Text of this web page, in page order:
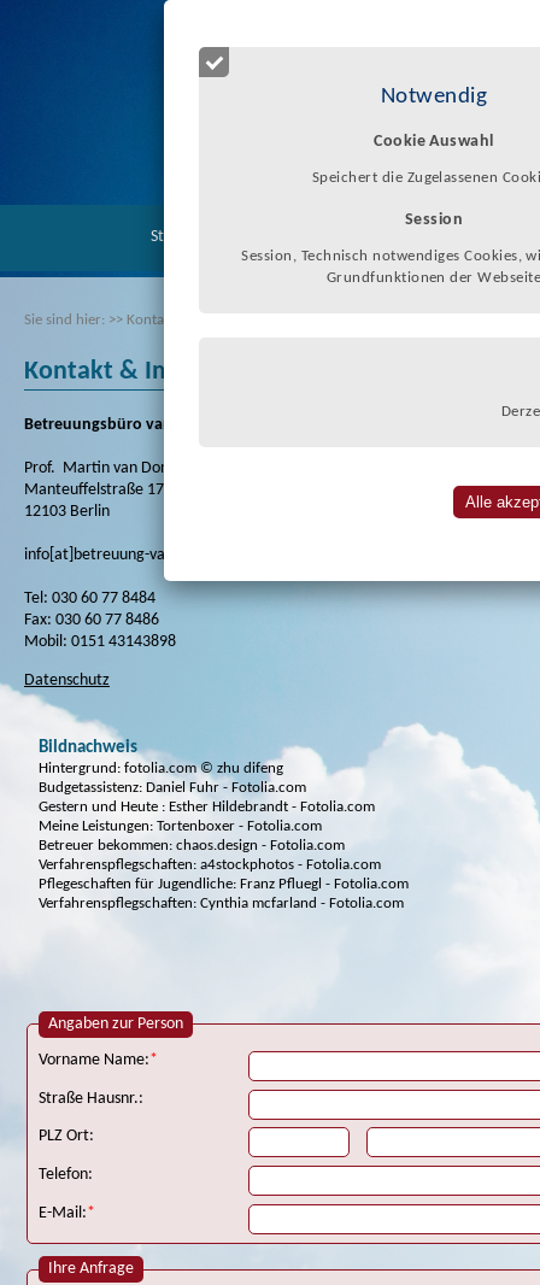
Notwendig
Cookie Auswahl
Speichert die Zugelassenen
Session
Session, Technisch notwendiges Cookies,
Grundfunktionen der
Startseite
Sie sind hier: >> Kontakt & Impressum
Kontakt & Impressum
Betreuungsbüro van Dongen
Prof. Martin van Dongen, Dr. B.A., LL.M.
Manteuffelstraße 17a
12103 Berlin
info[at]betreuung-van-dongen.de
Tel: 030 60 77 8484
Fax: 030 60 77 8486
Mobil: 0151 43143898
Datenschutz
Bildnachweis
Hintergrund: fotolia.com © zhu difeng
Budgetassistenz: Daniel Fuhr - Fotolia.com
Gestern und Heute : Esther Hildebrandt - Fotolia.com
Meine Leistungen: Tortenboxer - Fotolia.com
Betreuer bekommen: chaos.design - Fotolia.com
Verfahrenspflegschaften: a4stockphotos - Fotolia.com
Pflegeschaften für Jugendliche: Franz Pfluegl - Fotolia.com
Verfahrenspflegschaften: Cynthia mcfarland - Fotolia.com
Angaben zur Person
Vorname Name:*
Straße Hausnr.:
PLZ Ort:
Telefon:
E-Mail:*
Ihre Anfrage